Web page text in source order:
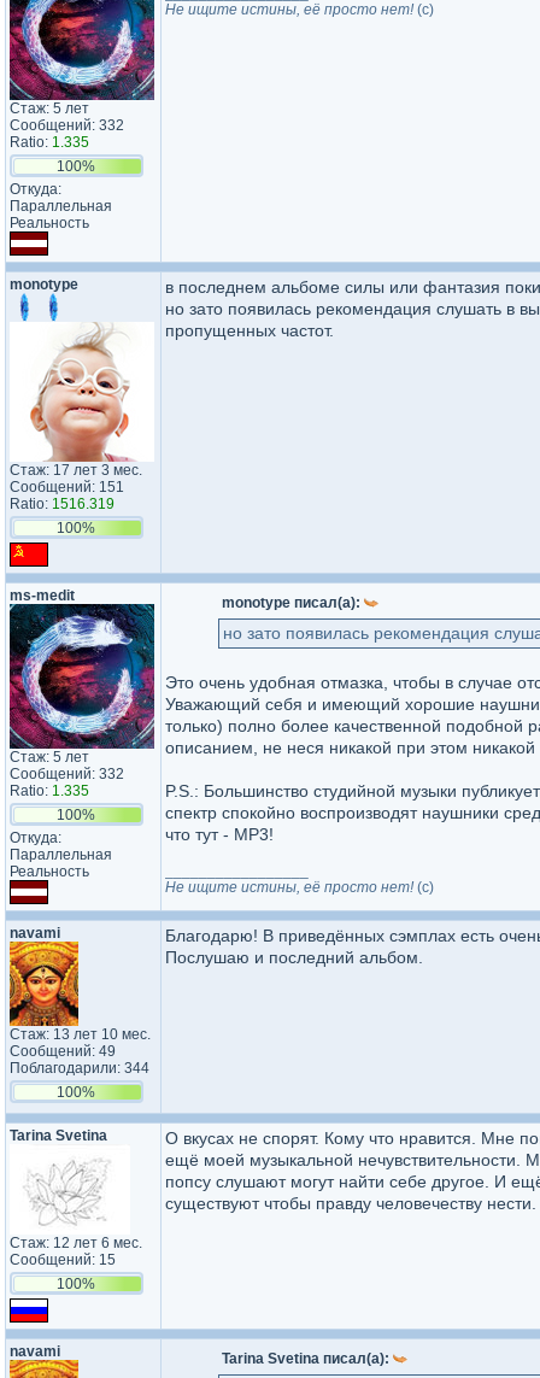
Стаж: 5 лет
Сообщений: 332
Ratio: 1.335
100%
Откуда:
Параллельная
Реальность
Не ищите истины, её просто нет! (c)
monotype
Стаж: 17 лет 3 мес.
Сообщений: 151
Ratio: 1516.319
100%
в последнем альбоме силы или фантазия
но зато появилась рекомендация слушать в
пропущенных частот.
ms-medit
Стаж: 5 лет
Сообщений: 332
Ratio: 1.335
100%
Откуда:
Параллельная
Реальность
monotype писал(а):
но зато появилась рекомендация
Это очень удобная отмазка, чтобы в случае
Уважающий себя и имеющий хорошие
только) полно более качественной
описанием, не неся никакой при этом
P.S.: Большинство студийной музыки
спектр спокойно воспроизводят наушники
что тут - MP3!
Не ищите истины, её просто нет! (c)
navami
Стаж: 13 лет 10 мес.
Сообщений: 49
Поблагодарили: 344
100%
Благодарю! В приведённых сэмплах есть
Послушаю и последний альбом.
Tarina Svetina
Стаж: 12 лет 6 мес.
Сообщений: 15
100%
О вкусах не спорят. Кому что нравится. Мне
ещё моей музыкальной нечувствительности.
попсу слушают могут найти себе другое. И
существуют чтобы правду человечеству нести.
navami Tarina Svetina писал(а):